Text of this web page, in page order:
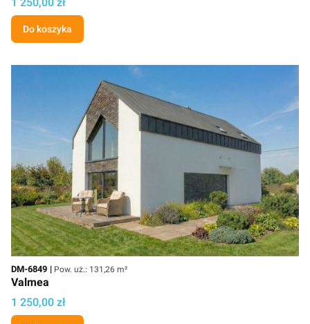
Do koszyka
Kod
DM-6849 Powierzchnia użytkowa
Pow. uż.: 131,26 m²
Valmea
Cena projektu
1 250,00 zł